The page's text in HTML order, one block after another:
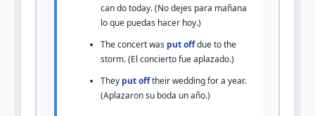
can do today. (No dejes para mañana
lo que puedas hacer hoy.)
The concert was put offdue to the
storm. (El concierto fue aplazado.)
They put offtheir wedding for a year.
(Aplazaron su boda un año.)